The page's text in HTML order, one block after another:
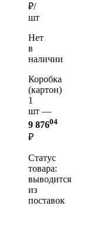
₽/
шт
Нет
в
наличии
Коробка
(картон)
1
шт —
9 87604
₽
Статус
товара:
выводится
из
поставок